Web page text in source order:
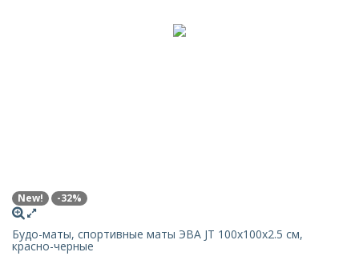
New! -32%
Будо-маты, спортивные маты ЭВА JT 100х100x2.5 см,
красно-черные